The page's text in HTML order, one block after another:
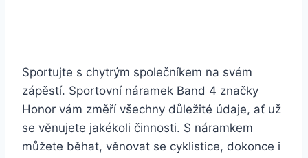
Sportujte s chytrým společníkem na svém
zápěstí. Sportovní náramek Band 4 značky
Honor vám změří všechny důležité údaje, ať už
se věnujete jakékoli činnosti. S náramkem
můžete běhat, věnovat se cyklistice, dokonce i